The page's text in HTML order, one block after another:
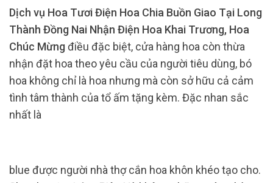
Dịch vụ Hoa Tươi Điện Hoa Chia Buồn Giao Tại Long
Thành Đồng Nai Nhận Điện Hoa Khai Trương, Hoa
Chúc Mừngđiều đặc biệt, cửa hàng hoa còn thừa
nhận đặt hoa theo yêu cầu của người tiêu dùng, bó
hoa không chỉ là hoa nhưng mà còn sở hữu cả cảm
tình tâm thành của tổ ấm tặng kèm. Đặc nhan sắc
nhất là
blue được người nhà thợ cắn hoa khôn khéo tạo cho.